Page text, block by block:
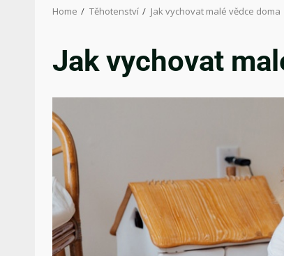
Home Těhotenství Jak vychovat malé vědce doma
Jak vychovat